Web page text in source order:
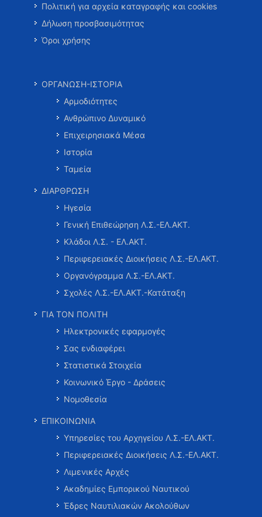
Πολιτική για αρχεία καταγραφής και cookies
Δήλωση προσβασιμότητας
Όροι χρήσης
ΟΡΓΑΝΩΣΗ-ΙΣΤΟΡΙΑ
Αρμοδιότητες
Ανθρώπινο Δυναμικό
Επιχειρησιακά Μέσα
Ιστορία
Ταμεία
ΔΙΑΡΘΡΩΣΗ
Ηγεσία
Γενική Επιθεώρηση Λ.Σ.-ΕΛ.ΑΚΤ.
Κλάδοι Λ.Σ. - ΕΛ.ΑΚΤ.
Περιφερειακές Διοικήσεις Λ.Σ.-ΕΛ.ΑΚΤ.
Οργανόγραμμα Λ.Σ.-ΕΛ.ΑΚΤ.
Σχολές Λ.Σ.-ΕΛ.ΑΚΤ.-Κατάταξη
ΓΙΑ ΤΟΝ ΠΟΛΙΤΗ
Ηλεκτρονικές εφαρμογές
Σας ενδιαφέρει
Στατιστικά Στοιχεία
Κοινωνικό Έργο - Δράσεις
Νομοθεσία
ΕΠΙΚΟΙΝΩΝΙΑ
Υπηρεσίες του Αρχηγείου Λ.Σ.-ΕΛ.ΑΚΤ.
Περιφερειακές Διοικήσεις Λ.Σ.-ΕΛ.ΑΚΤ.
Λιμενικές Αρχές
Ακαδημίες Εμπορικού Ναυτικού
Έδρες Ναυτιλιακών Ακολούθων